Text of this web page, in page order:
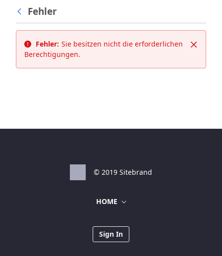
Fehler
Fehler: Sie besitzen nicht die erforderlichen
Berechtigungen.
© 2019 Sitebrand
HOME
Sign In